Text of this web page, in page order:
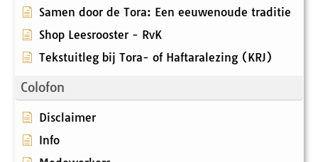
Samen door de Tora: Een eeuwenoude traditie
Shop Leesrooster - RvK
Tekstuitleg bij Tora- of Haftaralezing (KRJ)
Colofon
Disclaimer
Info